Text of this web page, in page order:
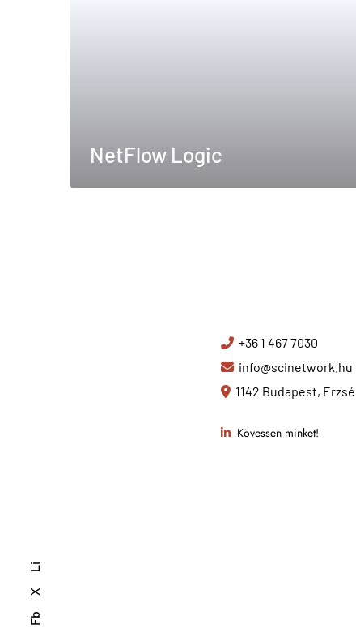
Fb
X
Li
NetFlow Logic
+36 1 467 7030
info@scinetwork.hu
1142 Budapest,
Kövessen minket!